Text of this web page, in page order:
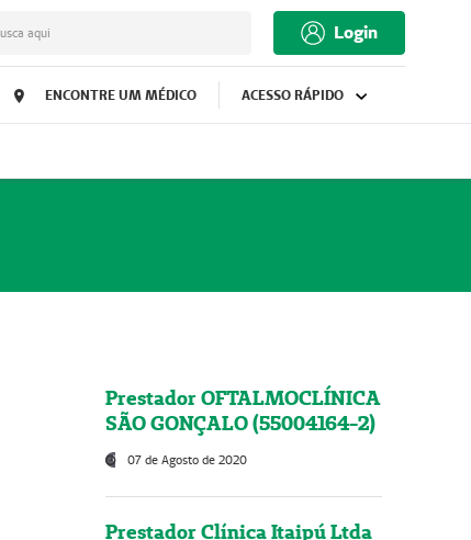
aqui Login
ENCONTRE UM MÉDICO ACESSO RÁPIDO
Prestador OFTALMOCLÍNICA
SÃO GONÇALO (55004164-2)
07 de Agosto de 2020
Prestador Clínica Itaipú Ltda